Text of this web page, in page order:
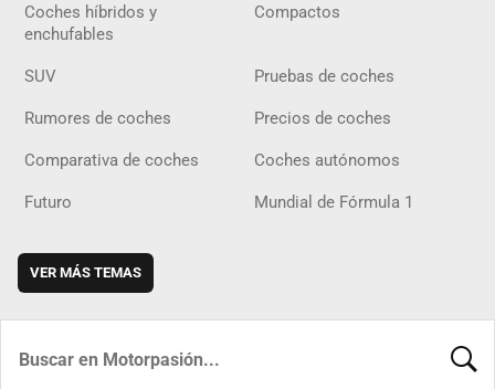
Coches híbridos y
enchufables
Compactos
SUV Pruebas de coches
Rumores de coches Precios de coches
Comparativa de coches Coches autónomos
Futuro Mundial de Fórmula 1
VER MÁS TEMAS